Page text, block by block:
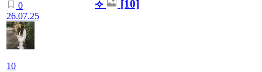
0
26.07.25
10
⟢
[10]